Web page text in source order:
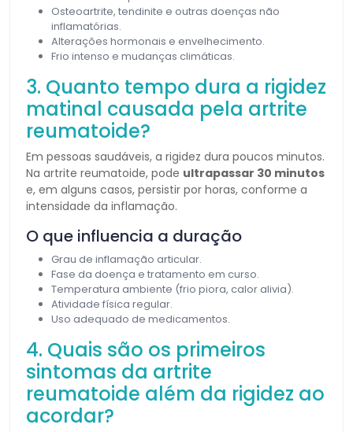
Osteoartrite, tendinite e outras doenças não
inflamatórias.
Alterações hormonais e envelhecimento.
Frio intenso e mudanças climáticas.
3. Quanto tempo dura a rigidez
matinal causada pela artrite
reumatoide?
Em pessoas saudáveis, a rigidez dura poucos minutos.
Na artrite reumatoide, pode ultrapassar 30 minutos
e, em alguns casos, persistir por horas, conforme a
intensidade da inflamação.
O que influencia a duração
Grau de inflamação articular.
Fase da doença e tratamento em curso.
Temperatura ambiente (frio piora, calor alivia).
Atividade física regular.
Uso adequado de medicamentos.
4. Quais são os primeiros
sintomas da artrite
reumatoide além da rigidez ao
acordar?